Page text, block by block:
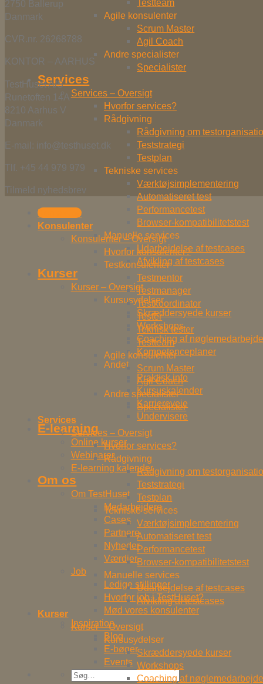
Testteam
Agile konsulenter
Scrum Master
Agil Coach
Andre specialister
Specialister
Services
Services – Oversigt
Hvorfor services?
Rådgivning
Rådgivning om
Teststrategi
Testplan
Tekniske services
Værktøjsimplementering
Automatiseret test
Performancetest
Browser-kompatibilitetstest
Manuelle services
Udarbejdelse af testcases
Afvikling af testcases
Kurser
Kurser – Oversigt
Kursusydelser
Skræddersyede kurser
Workshops
Coaching af
Kompetenceplaner
Andet
Praktisk info
Kursuskalender
Karriereveje
Undervisere
E-learning
Online kurser
Webinarer
E-learning kalender
Om os
Om TestHuset
Medarbejdere
Cases
Partnere
Nyheder
Værdier
Job
Ledige stillinger
Hvorfor job i TestHuset?
Mød vores konsulenter
Inspiration
Blog
E-bøger
Events
Søg
2750 Ballerup
Danmark
CVR.nr. 26268788
KONTOR – AARHUS
TestHuset A/S
Runetoften 14A
8210 Aarhus V
Danmark
E-mail: info@testhuset.dk
Tlf. +45 44 979 979
Tilmeld nyhedsbrev
Kontakt os
Konsulenter
Konsulenter – Oversigt
Hvorfor konsulenter?
Testkonsulenter
Testmentor
Testmanager
Testkoordinator
Tester
Teknisk tester
Testteam
Agile konsulenter
Scrum Master
Agil Coach
Andre specialister
Specialister
Services
Services – Oversigt
Hvorfor services?
Rådgivning
Rådgivning om
Teststrategi
Testplan
Tekniske services
Værktøjsimplementering
Automatiseret test
Performancetest
Browser-kompatibilitetstest
Manuelle services
Udarbejdelse af testcases
Afvikling af testcases
Kurser
Kurser – Oversigt
Kursusydelser
Skræddersyede kurser
Workshops
Coaching af